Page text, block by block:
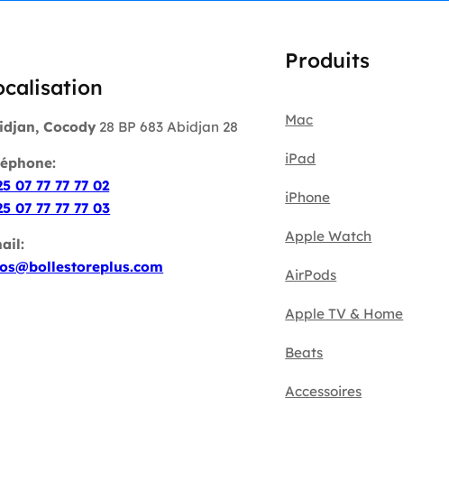
Cocody 28 BP 683 Abidjan 28
07 77 77 77 02
07 77 77 77 03
Produits
Mac
iPad
iPhone
Apple Watch
AirPods
Apple TV & Home
Beats
Accessoires